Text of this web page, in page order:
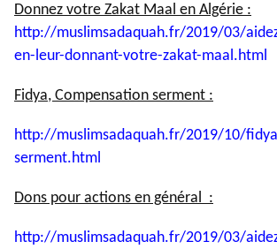
Donnez votre Zakat Maal en Algérie :
http://muslimsadaquah.fr/2019/03/
en-leur-donnant-votre-zakat-maal.html
Fidya, Compensation serment :
http://muslimsadaquah.fr/2019/10/
serment.html
Dons pour actions en général :
http://muslimsadaquah.fr/2019/03/